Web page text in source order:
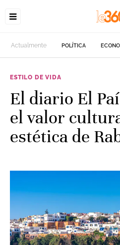
Actualmente POLÍTICA
ESTILO DE VIDA
El diario El
el valor
estética de